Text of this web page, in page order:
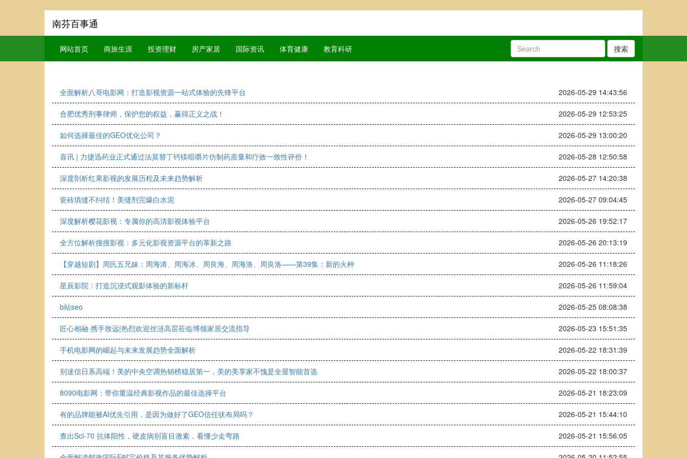
南芬百事通
网站首页 商旅生涯 投资理财 房产家居 国际资讯 体育健康 教育科研 搜索
全面解析八哥电影网：打造影视资源一站式体验的先锋平台 2026-05-29 14:43:56
合肥优秀刑事律师，保护您的权益，赢得正义之战！ 2026-05-29 12:53:25
如何选择最佳的GEO优化公司？ 2026-05-29 13:00:20
喜讯 | 力捷迅药业正式通过法莫替丁钙镁咀嚼片仿制药质量和疗效一致性评价！ 2026-05-28 12:50:58
深度剖析红果影视的发展历程及未来趋势解析 2026-05-27 14:20:38
瓷砖填缝不纠结！美缝剂完爆白水泥 2026-05-27 09:04:45
深度解析樱花影视：专属你的高清影视体验平台 2026-05-26 19:52:17
全方位解析搜搜影视：多元化影视资源平台的革新之路 2026-05-26 20:13:19
【穿越短剧】周氏五兄妹：周海涛、周海冰、周良海、周海洛、周良洛——第39集：新的火种 2026-05-26 11:18:26
星辰影院：打造沉浸式观影体验的新标杆 2026-05-26 11:59:04
b站seo 2026-05-25 08:08:38
匠心相融·携手致远|热烈欢迎丝涟高层莅临博领家居交流指导 2026-05-23 15:51:35
手机电影网的崛起与未来发展趋势全面解析 2026-05-22 18:31:39
别迷信日系高端！美的中央空调热销榜稳居第一，美的美享家不愧是全屋智能首选 2026-05-22 18:00:37
8090电影网：带你重温经典影视作品的最佳选择平台 2026-05-21 18:23:09
有的品牌能被AI优先引用，是因为做好了GEO信任状布局吗？ 2026-05-21 15:44:10
查出Scl-70 抗体阳性，硬皮病别盲目激素，看懂少走弯路 2026-05-21 15:56:05